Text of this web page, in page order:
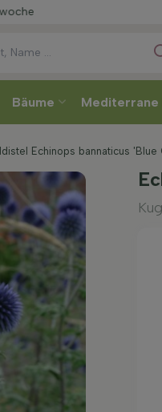
Bäume Mediterrane
Echinops bannaticus